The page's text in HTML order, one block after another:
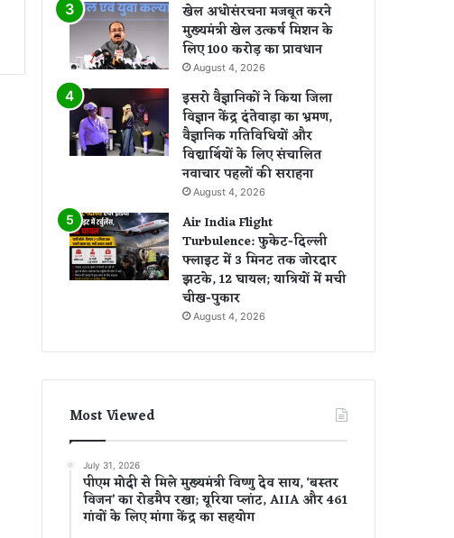
खेल अधोसंरचना मजबूत करने
मुख्यमंत्री खेल उत्कर्ष मिशन के
लिए 100 करोड़ का प्रावधान
August 4, 2026
इसरो वैज्ञानिकों ने किया जिला
विज्ञान केंद्र दंतेवाड़ा का भ्रमण,
वैज्ञानिक गतिविधियों और
विद्यार्थियों के लिए संचालित
नवाचार पहलों की सराहना
August 4, 2026
Air India Flight
Turbulence: फुकेट-दिल्ली
फ्लाइट में 3 मिनट तक जोरदार
झटके, 12 घायल; यात्रियों में मची
चीख-पुकार
August 4, 2026
Most Viewed
July 31, 2026
पीएम मोदी से मिले मुख्यमंत्री विष्णु देव साय, ‘बस्तर
विजन’ का रोडमैप रखा; यूरिया प्लांट, AIIA और 461
गांवों के लिए मांगा केंद्र का सहयोग